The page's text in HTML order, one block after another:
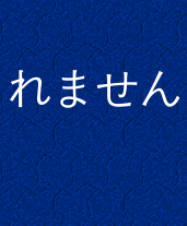
好きな
れませ